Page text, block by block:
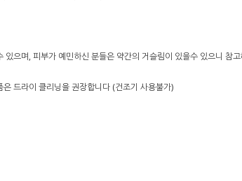
으며, 피부가 예민하신 분들은 약간의 거슬림이 있을수 있으니 참
드라이 클리닝을 권장합니다 (건조기 사용불가)